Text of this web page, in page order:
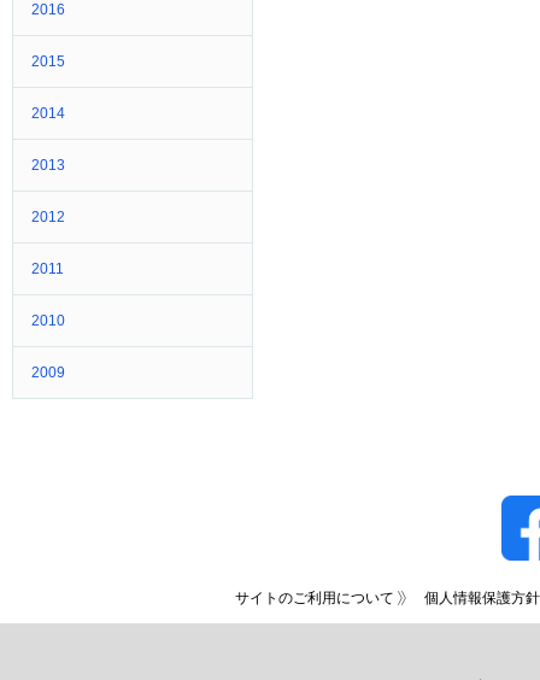
2016
2015
2014
2013
2012
2011
2010
2009
サイトのご利用について 個人情報保護方針